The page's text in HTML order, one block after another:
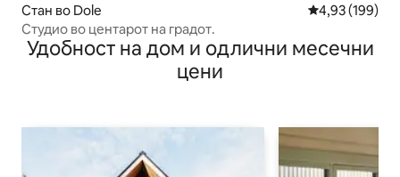
Стан во Dole Просечна
4,93 (199)
Студио во центарот на градот.
Удобност на дом и одлични месечни
цени